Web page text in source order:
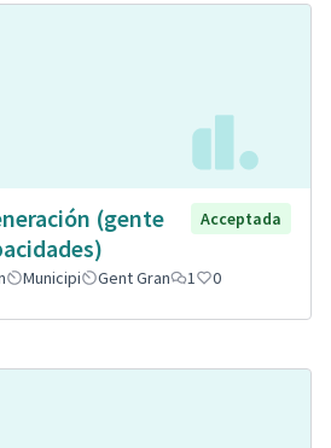
(gente
Acceptada
Municipi Gent Gran 1 0